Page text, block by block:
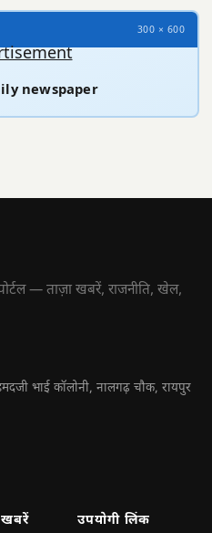
300 × 600
newspaper
— ताज़ा खबरें, राजनीति, खेल,
भाई कॉलोनी, नालगढ़ चौक, रायपुर
खबरें उपयोगी लिंक